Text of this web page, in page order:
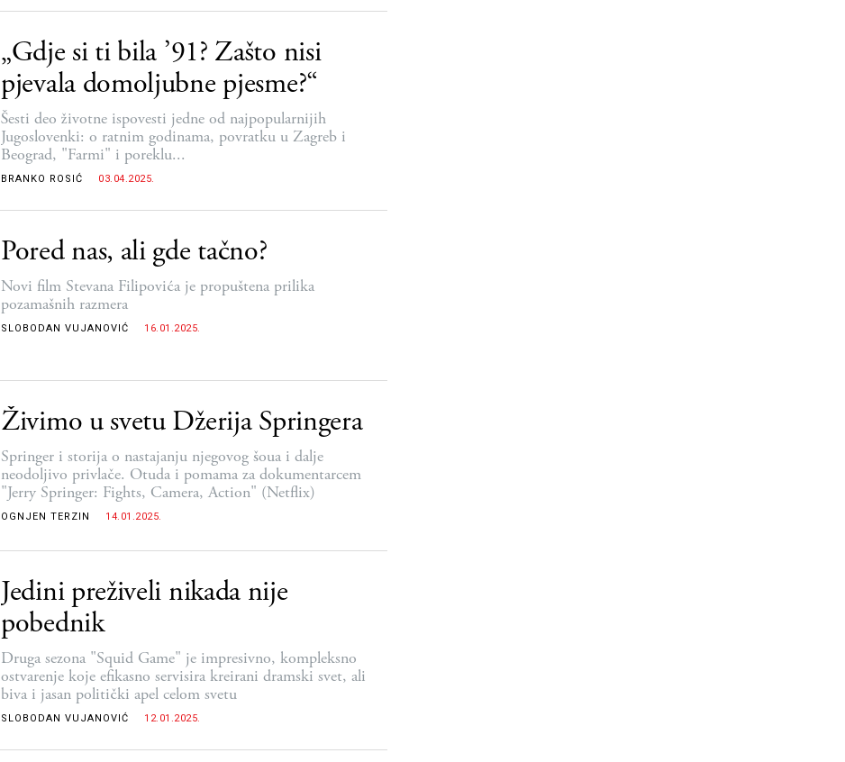
„Gdje si ti bila ’91? Zašto nisi
pjevala domoljubne pjesme?“
Šesti deo životne ispovesti jedne od najpopularnijih
Jugoslovenki: o ratnim godinama, povratku u Zagreb i
Beograd, "Farmi" i poreklu...
BRANKO ROSIĆ 03.04.2025.
Pored nas, ali gde tačno?
Novi film Stevana Filipovića je propuštena prilika
pozamašnih razmera
SLOBODAN VUJANOVIĆ 16.01.2025.
Živimo u svetu Džerija Springera
Springer i storija o nastajanju njegovog šoua i dalje
neodoljivo privlače. Otuda i pomama za dokumentarcem
"Jerry Springer: Fights, Camera, Action" (Netflix)
OGNJEN TERZIN 14.01.2025.
Jedini preživeli nikada nije
pobednik
Druga sezona "Squid Game" je impresivno, kompleksno
ostvarenje koje efikasno servisira kreirani dramski svet, ali
biva i jasan politički apel celom svetu
SLOBODAN VUJANOVIĆ 12.01.2025.